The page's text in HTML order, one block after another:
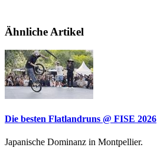
Ähnliche Artikel
Die besten Flatlandruns @ FISE 2026
Japanische Dominanz in Montpellier.